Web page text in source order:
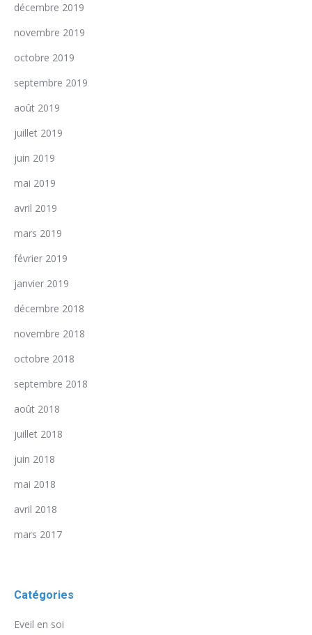
décembre 2019
novembre 2019
octobre 2019
septembre 2019
août 2019
juillet 2019
juin 2019
mai 2019
avril 2019
mars 2019
février 2019
janvier 2019
décembre 2018
novembre 2018
octobre 2018
septembre 2018
août 2018
juillet 2018
juin 2018
mai 2018
avril 2018
mars 2017
Catégories
Eveil en soi